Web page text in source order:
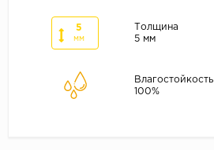
5
мм
Толщина
5 мм
Влагостойкость
100%